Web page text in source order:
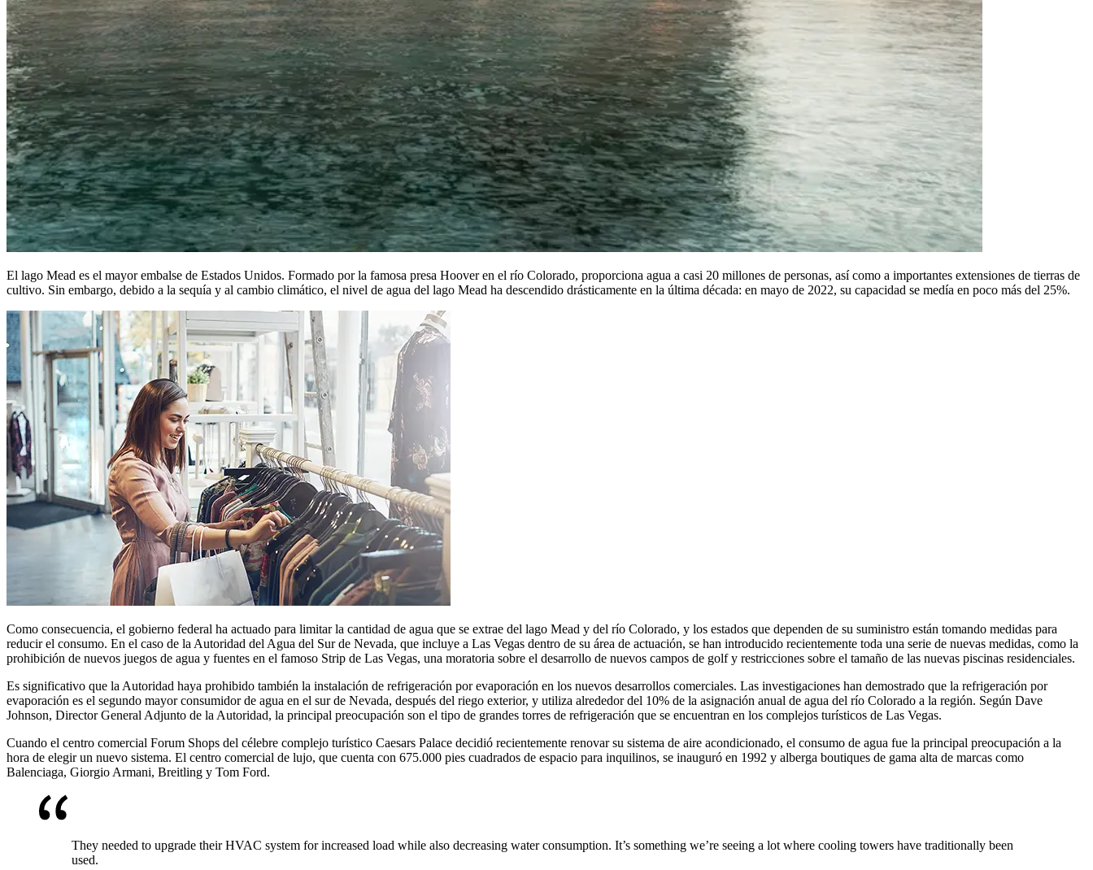
El lago Mead es el mayor embalse de Estados Unidos. Formado por la famosa presa Hoover en el río Colorado, proporciona agua a casi 20 millones de personas, así como a importantes extensiones de tierras de
cultivo. Sin embargo, debido a la sequía y al cambio climático, el nivel de agua del lago Mead ha descendido drásticamente en la última década: en mayo de 2022, su capacidad se medía en poco más del 25%.
Como consecuencia, el gobierno federal ha actuado para limitar la cantidad de agua que se extrae del lago Mead y del río Colorado, y los estados que dependen de su suministro están tomando medidas para
reducir el consumo. En el caso de la Autoridad del Agua del Sur de Nevada, que incluye a Las Vegas dentro de su área de actuación, se han introducido recientemente toda una serie de nuevas medidas, como la
prohibición de nuevos juegos de agua y fuentes en el famoso Strip de Las Vegas, una moratoria sobre el desarrollo de nuevos campos de golf y restricciones sobre el tamaño de las nuevas piscinas residenciales.
Es significativo que la Autoridad haya prohibido también la instalación de refrigeración por evaporación en los nuevos desarrollos comerciales. Las investigaciones han demostrado que la refrigeración por
evaporación es el segundo mayor consumidor de agua en el sur de Nevada, después del riego exterior, y utiliza alrededor del 10% de la asignación anual de agua del río Colorado a la región. Según Dave
Johnson, Director General Adjunto de la Autoridad, la principal preocupación son el tipo de grandes torres de refrigeración que se encuentran en los complejos turísticos de Las Vegas.
Cuando el centro comercial Forum Shops del célebre complejo turístico Caesars Palace decidió recientemente renovar su sistema de aire acondicionado, el consumo de agua fue la principal preocupación a la
hora de elegir un nuevo sistema. El centro comercial de lujo, que cuenta con 675.000 pies cuadrados de espacio para inquilinos, se inauguró en 1992 y alberga boutiques de gama alta de marcas como
Balenciaga, Giorgio Armani, Breitling y Tom Ford.
They needed to upgrade their HVAC system for increased load while also decreasing water consumption. It’s something we’re seeing a lot where cooling towers have traditionally been
used.